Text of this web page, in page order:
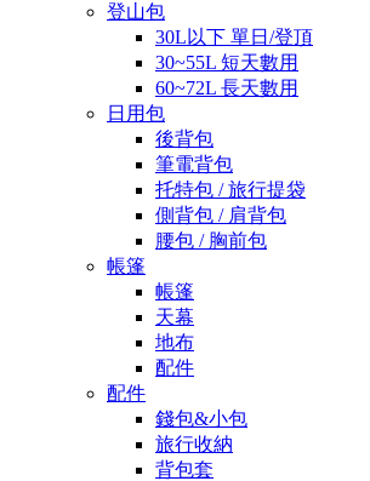
登山包
30L以下 單日/登頂
30~55L 短天數用
60~72L 長天數用
日用包
後背包
筆電背包
托特包 / 旅行提袋
側背包 / 肩背包
腰包 / 胸前包
帳篷
帳篷
天幕
地布
配件
配件
錢包&小包
旅行收納
背包套